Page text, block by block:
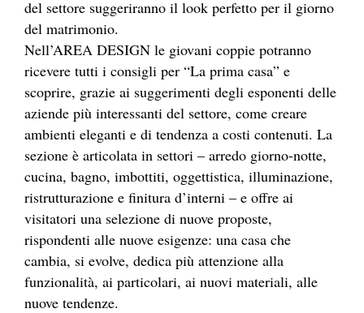
del settore suggeriranno il look perfetto per il giorno
del matrimonio.
Nell’AREA DESIGN le giovani coppie potranno
ricevere tutti i consigli per “La prima casa” e
scoprire, grazie ai suggerimenti degli esponenti delle
aziende più interessanti del settore, come creare
ambienti eleganti e di tendenza a costi contenuti. La
sezione è articolata in settori – arredo giorno-notte,
cucina, bagno, imbottiti, oggettistica, illuminazione,
ristrutturazione e finitura d’interni – e offre ai
visitatori una selezione di nuove proposte,
rispondenti alle nuove esigenze: una casa che
cambia, si evolve, dedica più attenzione alla
funzionalità, ai particolari, ai nuovi materiali, alle
nuove tendenze.